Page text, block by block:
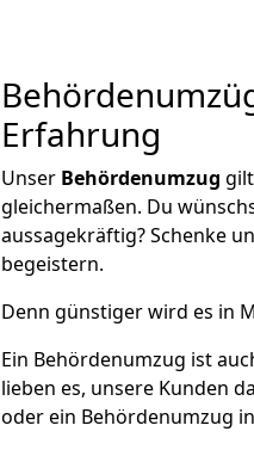
Erfahrung
Unser Behördenumzug
gleichermaßen. Du
aussagekräftig? Schenke
begeistern.
Denn günstiger wird es in
Ein Behördenumzug ist
lieben es, unsere Kunden
oder ein Behördenumzug